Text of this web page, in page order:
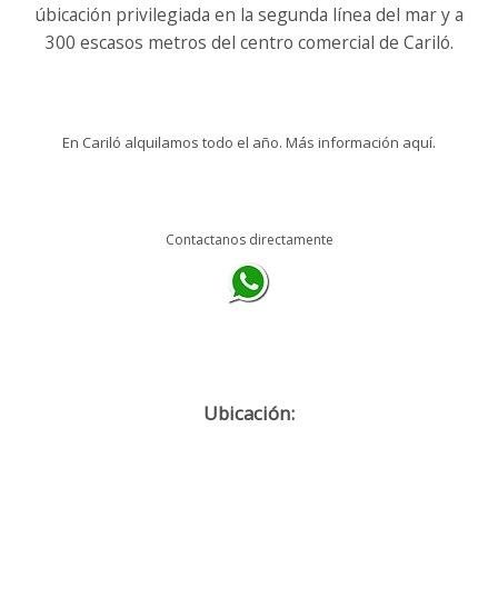
úbicación privilegiada en la segunda línea del mar y a
300 escasos metros del centro comercial de Cariló.
En Cariló alquilamos todo el año. Más información aquí.
Contactanos directamente
Ubicación: